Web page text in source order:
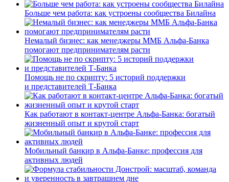
Больше чем работа: как устроены сообщества Билайна
Немалый бизнес: как менеджеры ММБ Альфа-Банка
помогают предпринимателям расти
Помощь не по скрипту: 5 историй поддержки
и представителей Т-Банка
Как работают в контакт-центре Альфа-Банка: богатый
жизненный опыт и крутой старт
Мобильный банкир в Альфа-Банке: профессия для
активных людей